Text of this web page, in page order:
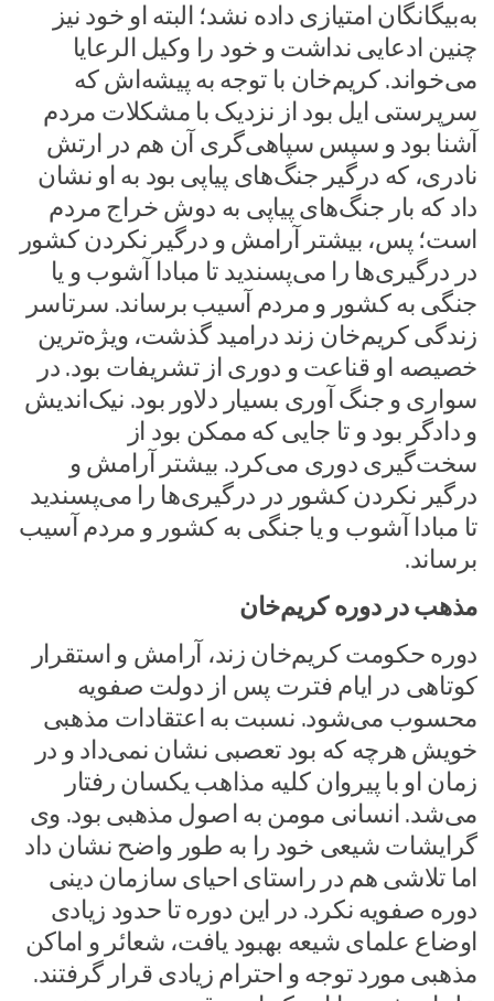
به‌بیگانگان امتیازی داده نشد؛ البته او خود نیز
چنین ادعایی نداشت و خود را وکیل الرعایا
می‌خواند. کریم‌خان با توجه به پیشه‌اش که
سرپرستی ایل بود از نزدیک با مشکلات مردم
آشنا بود و سپس سپاهی‌گری آن هم در ارتش
نادری، که درگیر جنگ‌های پیاپی بود به او نشان
داد که بار جنگ‌های پیاپی به دوش خراج مردم
است؛ پس، بیشتر آرامش و درگیر نکردن کشور
در درگیری‌ها را می‌پسندید تا مبادا آشوب و یا
جنگی به کشور و مردم آسیب برساند. سرتاسر
زندگی کریم‌خان زند درامید گذشت، ویژه‌ترین
خصیصه او قناعت و دوری از تشریفات بود. در
سواری و جنگ آوری بسیار دلاور بود. نیک‌اندیش
و دادگر بود و تا جایی که ممکن بود از
سخت‌گیری دوری می‌کرد. بیشتر آرامش و
درگیر نکردن کشور در درگیری‌ها را می‌پسندید
تا مبادا آشوب و یا جنگی به کشور و مردم آسیب
برساند.
مذهب در دوره کریم‌خان
دوره حکومت کریم‌خان زند، آرامش و استقرار
کوتاهی در ایام فترت پس از دولت صفویه
محسوب می‌شود. نسبت به اعتقادات مذهبی
خویش هرچه که بود تعصبی نشان نمی‌داد و در
زمان او با پیروان کلیه مذاهب یکسان رفتار
می‌شد. انسانی مومن به اصول مذهبی بود. وی
گرایشات شیعی خود را به طور واضح نشان داد
اما تلاشی هم در راستای احیای سازمان دینی
دوره صفویه نکرد. در این دوره تا حدود زیادی
اوضاع علمای شیعه بهبود یافت، شعائر و اماکن
مذهبی مورد توجه و احترام زیادی قرار گرفتند.